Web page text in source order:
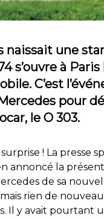
naissait une
s’ouvre à Paris
C’est
pour
le O 303.
! La presse
annoncé la
de sa
rien de
Il y avait pourtant